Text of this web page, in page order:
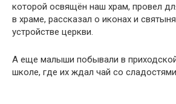
которой освящён наш храм, провел
в храме, рассказал о иконах и
устройстве церкви.
А еще малыши побывали в
школе, где их ждал чай со